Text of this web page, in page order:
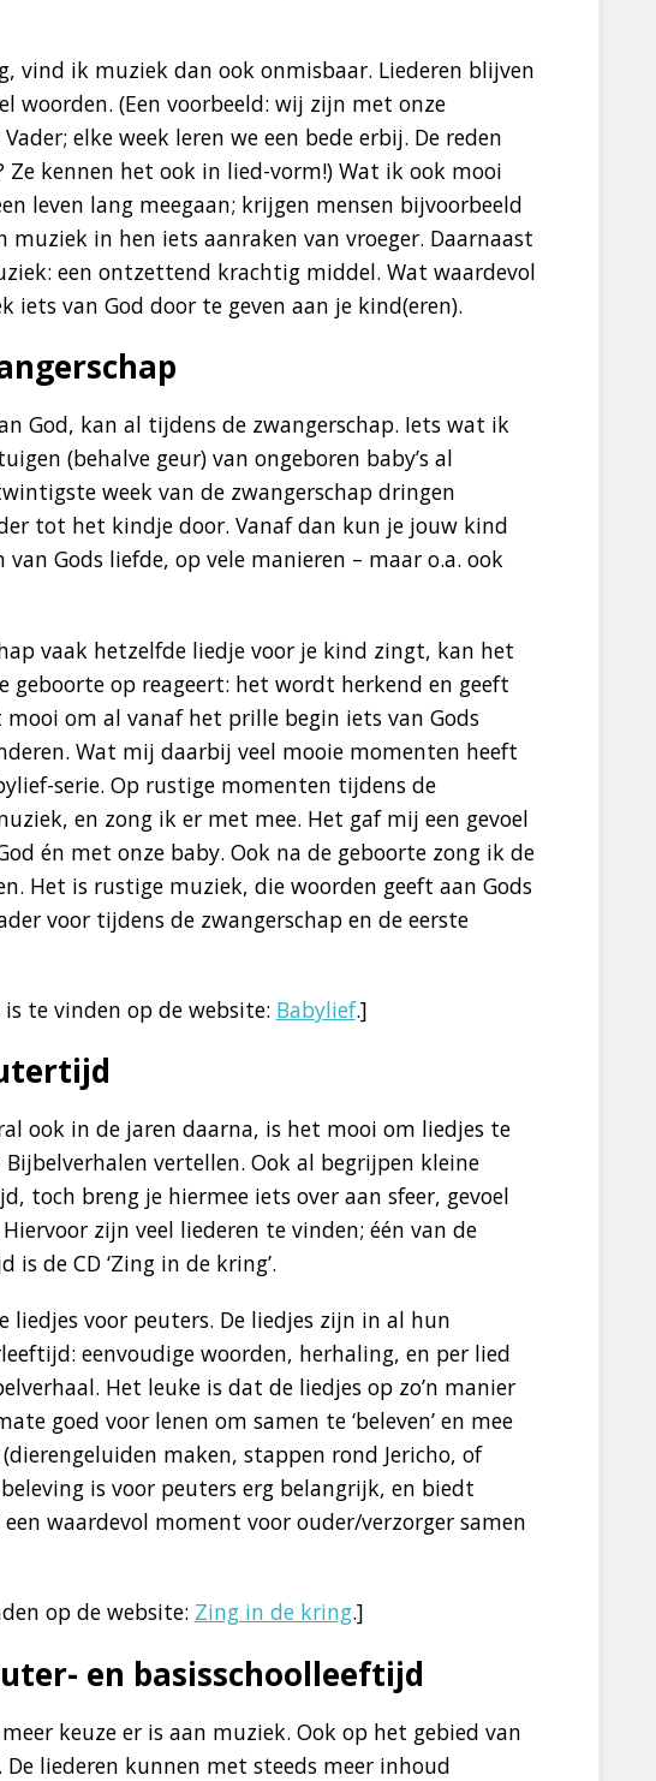
vind ik muziek dan ook onmisbaar. Liederen blijven
woorden. (Een voorbeeld: wij zijn met onze
elke week leren we een bede erbij. De reden
kennen het ook in lied-vorm!) Wat ik ook mooi
leven lang meegaan; krijgen mensen bijvoorbeeld
in hen iets aanraken van vroeger. Daarnaast
een ontzettend krachtig middel. Wat waardevol
van God door te geven aan je kind(eren).
God, kan al tijdens de zwangerschap. Iets wat ik
(behalve geur) van ongeboren baby’s al
week van de zwangerschap dringen
tot het kindje door. Vanaf dan kun je jouw kind
Gods liefde, op vele manieren – maar o.a. ook
vaak hetzelfde liedje voor je kind zingt, kan het
op reageert: het wordt herkend en geeft
om al vanaf het prille begin iets van Gods
Wat mij daarbij veel mooie momenten heeft
serie. Op rustige momenten tijdens de
en zong ik er met mee. Het gaf mij een gevoel
én met onze baby. Ook na de geboorte zong ik de
Het is rustige muziek, die woorden geeft aan Gods
voor tijdens de zwangerschap en de eerste
te vinden op de website: Babylief.]
ook in de jaren daarna, is het mooi om liedjes te
vertellen. Ook al begrijpen kleine
toch breng je hiermee iets over aan sfeer, gevoel
zijn veel liederen te vinden; één van de
de CD ‘Zing in de kring’.
liedjes voor peuters. De liedjes zijn in al hun
eenvoudige woorden, herhaling, en per lied
Het leuke is dat de liedjes op zo’n manier
goed voor lenen om samen te ‘beleven’ en mee
maken, stappen rond Jericho, of
is voor peuters erg belangrijk, en biedt
waardevol moment voor ouder/verzorger samen
op de website: Zing in de kring.]
en basisschoolleeftijd
keuze er is aan muziek. Ook op het gebied van
liederen kunnen met steeds meer inhoud